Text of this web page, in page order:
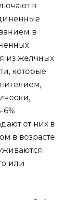
в
в
из желчных
которые
6%
от них в
в возрасте
или